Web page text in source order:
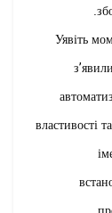
Уявіть
властивості